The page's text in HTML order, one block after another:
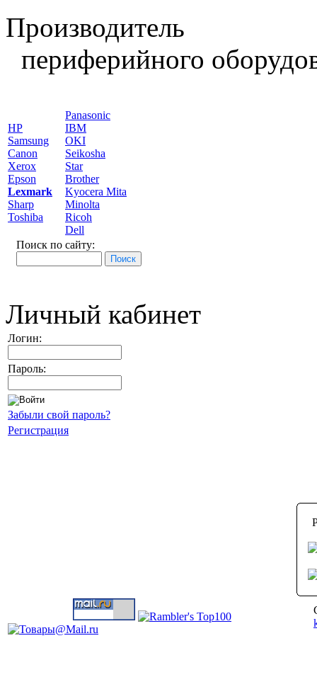
Производитель
периферийного
HP
Samsung
Canon
Xerox
Epson
Lexmark
Sharp
Toshiba
Panasonic
IBM
OKI
Seikosha
Star
Brother
Kyocera Mita
Minolta
Ricoh
Dell
Поиск по сайту:
Личный кабинет
Логин:
Пароль:
Забыли свой пароль?
Регистрация